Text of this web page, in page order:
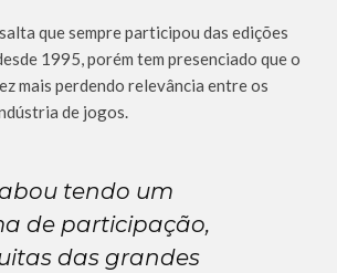
que sempre participou das edições
1995, porém tem presenciado que o
mais perdendo relevância entre os
de jogos.
tendo um
de participação,
das grandes